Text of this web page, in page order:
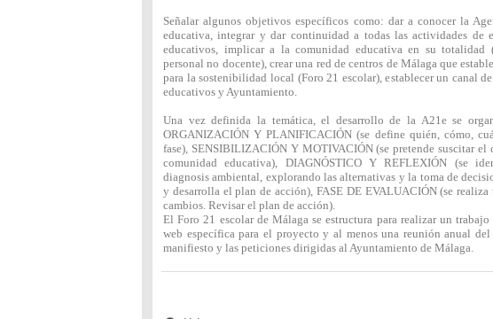
Señalar algunos objetivos específicos como: dar a conocer la
educativa, integrar y dar continuidad a todas las actividades de
educativos, implicar a la comunidad educativa en su totalidad
personal no docente), crear una red de centros de Málaga que
para la sostenibilidad local (Foro 21 escolar), establecer un canal
educativos y Ayuntamiento.
Una vez definida la temática, el desarrollo de la A21e se
ORGANIZACIÓN Y PLANIFICACIÓN (se define quién, cómo,
fase), SENSIBILIZACIÓN Y MOTIVACIÓN (se pretende suscitar
comunidad educativa), DIAGNÓSTICO Y REFLEXIÓN (se
diagnosis ambiental, explorando las alternativas y la toma de
y desarrolla el plan de acción), FASE DE EVALUACIÓN (se
cambios. Revisar el plan de acción).
El Foro 21 escolar de Málaga se estructura para realizar un
web específica para el proyecto y al menos una reunión anual del
manifiesto y las peticiones dirigidas al Ayuntamiento de Málaga.